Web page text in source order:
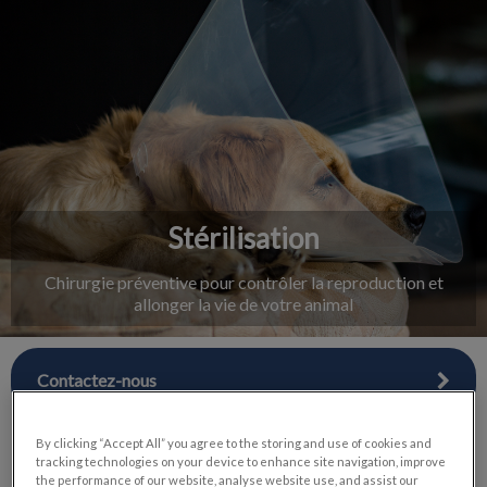
IvcPractices.HeaderNav.Search.Label
Envoyer
Stérilisation
Chirurgie préventive pour contrôler la reproduction et
allonger la vie de votre animal
Contactez-nous
By clicking “Accept All” you agree to the storing and use of cookies and
tracking technologies on your device to enhance site navigation, improve
the performance of our website, analyse website use, and assist our